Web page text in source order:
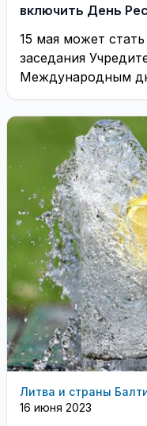
включить День
15 мая может
заседания
Международным
Республики
Литва и страны
16 июня 2023